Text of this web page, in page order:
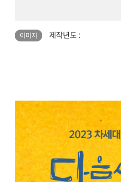
이미지 제작년도 :